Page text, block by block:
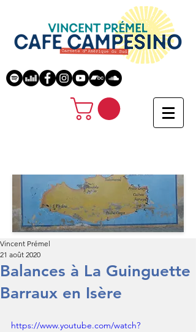
Balances à La Guinguette
Barraux en Isère
Vincent Prémel
21 août 2020
https://www.youtube.com/watch?